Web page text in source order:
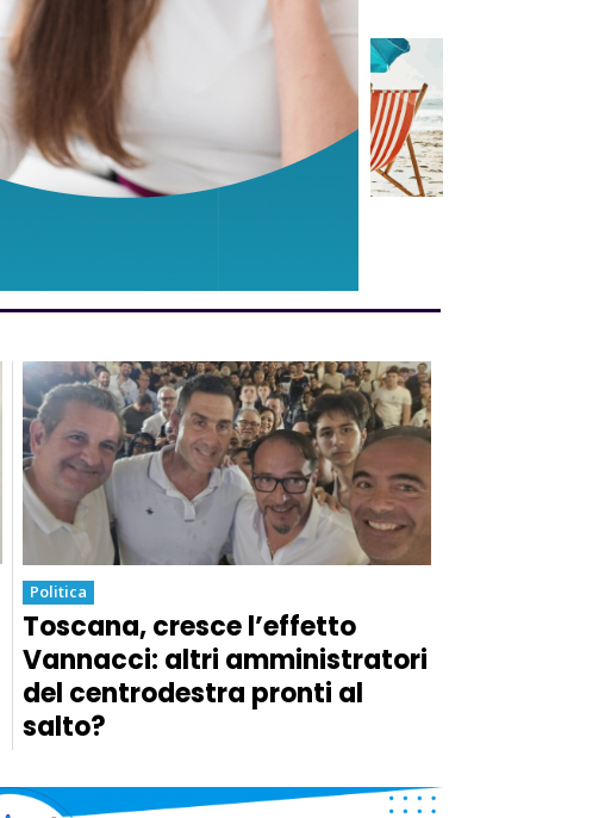
Politica
Toscana, cresce l’effetto
Vannacci: altri amministratori
del centrodestra pronti al
salto?